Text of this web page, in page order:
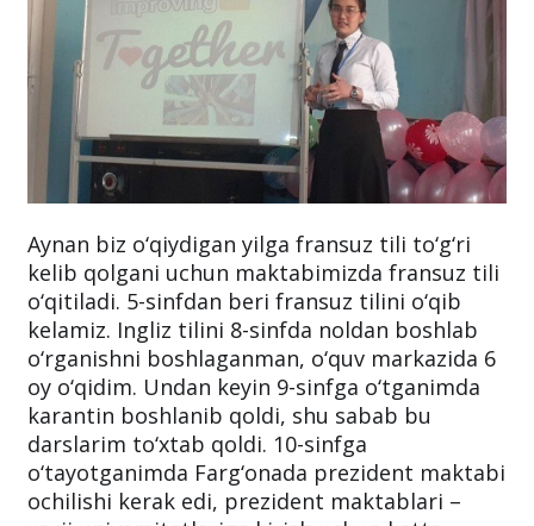
Aynan biz o‘qiydigan yilga fransuz tili to‘g‘ri
kelib qolgani uchun maktabimizda fransuz tili
o‘qitiladi. 5-sinfdan beri fransuz tilini o‘qib
kelamiz. Ingliz tilini 8-sinfda noldan boshlab
o‘rganishni boshlaganman, o‘quv markazida 6
oy o‘qidim. Undan keyin 9-sinfga o‘tganimda
karantin boshlanib qoldi, shu sabab bu
darslarim to‘xtab qoldi. 10-sinfga
o‘tayotganimda Farg‘onada prezident maktabi
ochilishi kerak edi, prezident maktablari –